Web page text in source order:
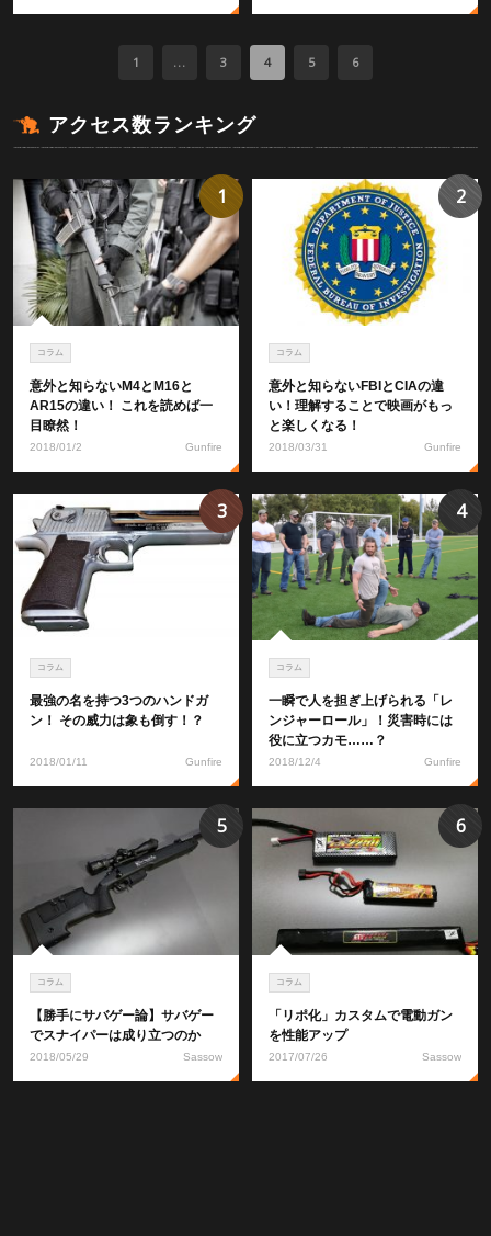
1 ... 3 4 5 6
アクセス数ランキング
コラム
意外と知らないM4とM16と
AR15の違い！ これを読めば一
目瞭然！
2018/01/2 Gunfire
1
コラム
意外と知らないFBIとCIAの違
い！理解することで映画がもっ
と楽しくなる！
2018/03/31 Gunfire
2
コラム
最強の名を持つ3つのハンドガ
ン！ その威力は象も倒す！？
2018/01/11 Gunfire
3
コラム
一瞬で人を担ぎ上げられる「レ
ンジャーロール」！災害時には
役に立つカモ……？
2018/12/4 Gunfire
4
コラム
【勝手にサバゲー論】サバゲー
でスナイパーは成り立つのか
2018/05/29 Sassow
5
コラム
「リポ化」カスタムで電動ガン
を性能アップ
2017/07/26 Sassow
6